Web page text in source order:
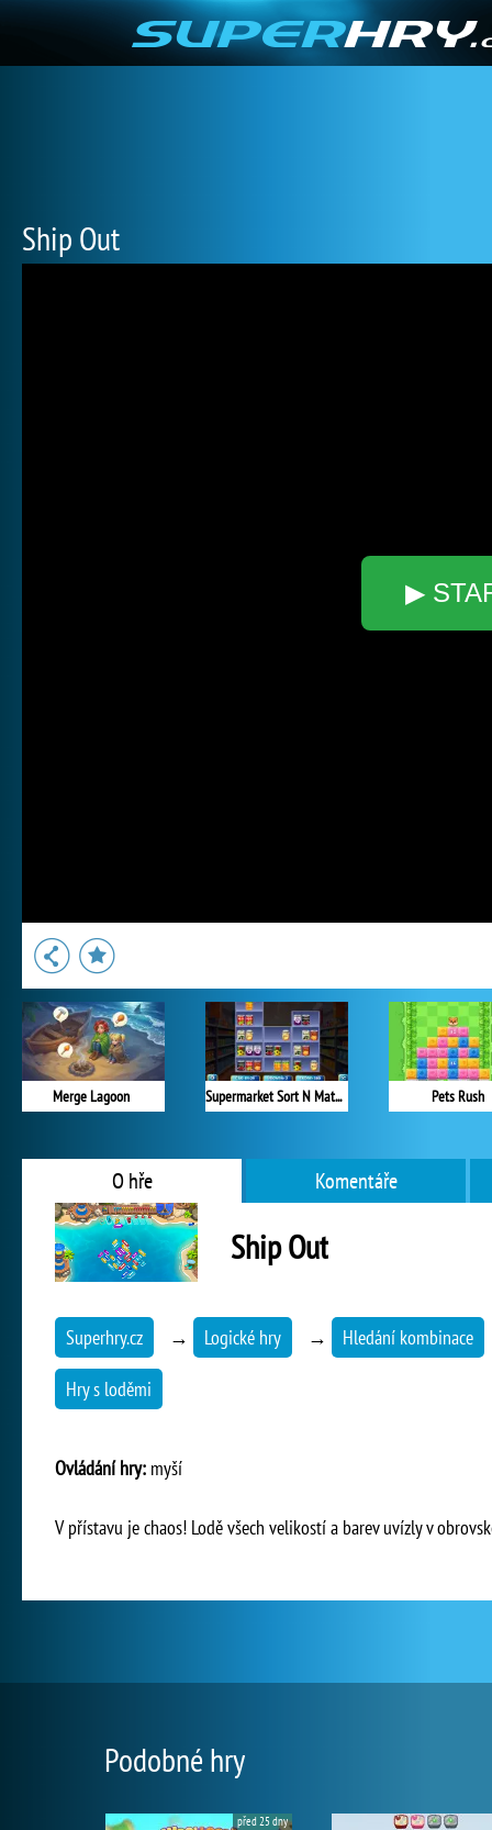
Ship Out
▶
Merge Lagoon Supermarket Sort N Match Pets Rush
O hře Komentáře
Ship Out
Superhry.cz → Logické hry → Hledání kombinace
Hry s loděmi
Ovládání hry: myší
V přístavu je chaos! Lodě všech velikostí a barev uvízly v
Podobné hry
před 25 dny